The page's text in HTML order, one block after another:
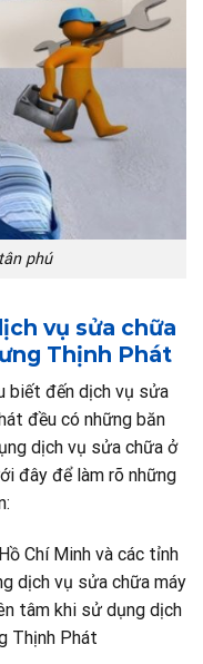
phú
vụ sửa chữa
Thịnh Phát
biết đến dịch vụ sửa
đều có những băn
dịch vụ sửa chữa ở
đây để làm rõ những
Chí Minh và các tỉnh
dịch vụ sửa chữa máy
tâm khi sử dụng dịch
Thịnh Phát